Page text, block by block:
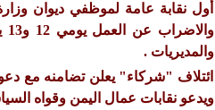
أول نقابة عامة لموظفي ديوان
والمديريات .
ويدعو نقابات عمال اليمن وقواه